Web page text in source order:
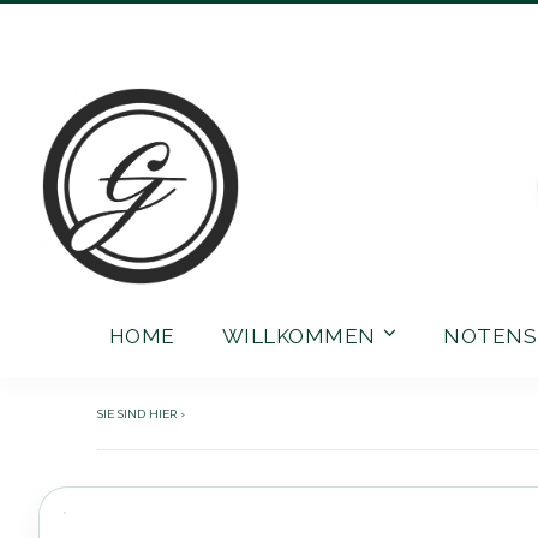
HOME WILLKOMMEN